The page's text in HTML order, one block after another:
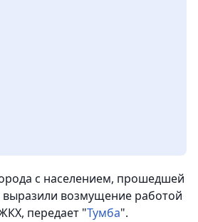
с населением, прошедшей
возмущение работой
передает "Тумба".